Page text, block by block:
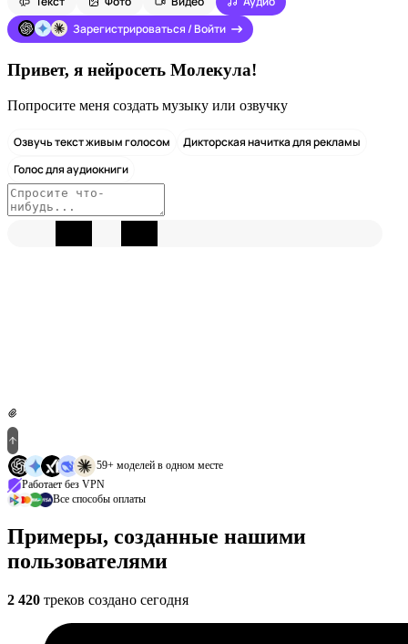
Зарегистрироваться / Войти
Привет, я нейросеть Молекула!
Попросите меня создать музыку или озвучку
Озвучь текст живым голосом
Дикторская начитка для рекламы
Голос для аудиокниги
59+ моделей в одном месте
Работает без VPN
Все способы оплаты
Примеры, созданные нашими
пользователями
2 423 треков создано сегодня